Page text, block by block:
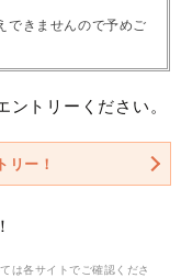
できませんので予めご
トリーください。
リー！
は各サイトでご確認くださ